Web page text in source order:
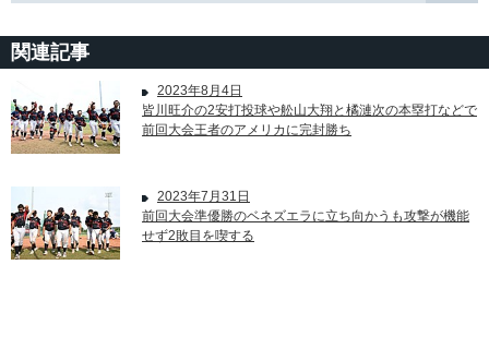
関連記事
2023年8月4日
皆川旺介の2安打投球や舩山大翔と橘漣次の本塁打などで
前回大会王者のアメリカに完封勝ち
2023年7月31日
前回大会準優勝のベネズエラに立ち向かうも攻撃が機能
せず2敗目を喫する